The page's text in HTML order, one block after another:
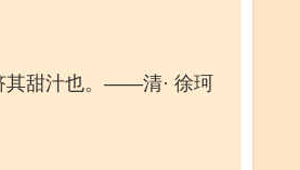
其甜汁也。——清· 徐珂